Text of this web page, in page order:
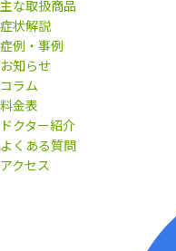
主な取扱商品
症状解説
症例・事例
お知らせ
コラム
料金表
ドクター紹介
よくある質問
アクセス